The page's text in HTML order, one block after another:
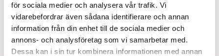
för sociala medier och analysera vår trafik. Vi
vidarebefordrar även sådana identifierare och annan
information från din enhet till de sociala medier och
annons- och analysföretag som vi samarbetar med.
Dessa kan i sin tur kombinera informationen med annan
samverka framgångsrikt – en nyckel till
långsiktig tillväxt, konstaterade Langbeck.
Läs hela nyhetsartikeln i Tidningen Automation